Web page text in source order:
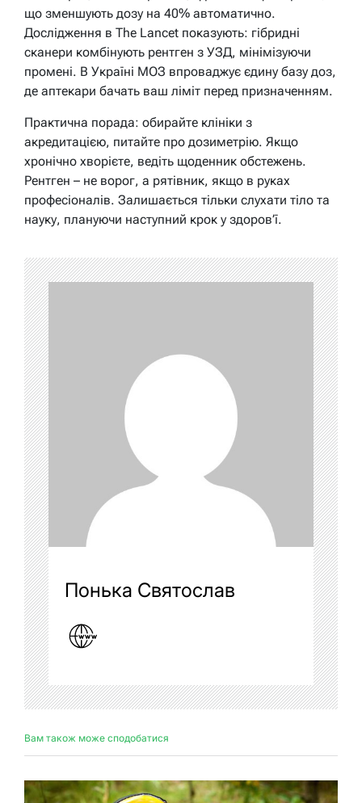
що зменшують дозу на 40% автоматично.
Дослідження в The Lancet показують: гібридні
сканери комбінують рентген з УЗД, мінімізуючи
промені. В Україні МОЗ впроваджує єдину базу доз,
де аптекари бачать ваш ліміт перед призначенням.
Практична порада: обирайте клініки з
акредитацією, питайте про дозиметрію. Якщо
хронічно хворієте, ведіть щоденник обстежень.
Рентген – не ворог, а рятівник, якщо в руках
професіоналів. Залишається тільки слухати тіло та
науку, плануючи наступний крок у здоров’ї.
Понька Святослав
Вам також може сподобатися